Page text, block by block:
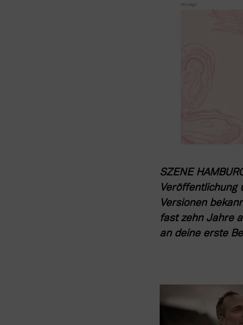
SZENE
Veröffentlichung
Versionen
fast zehn Jahre
an deine erste